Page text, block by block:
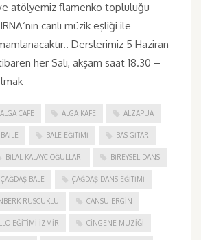
atölyemiz flamenko topluluğu
canlı müzik eşliği ile
Derslerimiz 5 Haziran
her Salı, akşam saat 18.30 –
ALGA CAFE ALGA KAFE ALZAPUA
BAILE BALE EĞITIMI BAS GITAR
BILAL KALAYCIOĞULLARI BIREYSEL DANS
ÇAĞDAŞ BALE ÇAĞDAŞ DANS EĞITIMI
RUSCUKLU CANSU ERGIN
EĞITIMI İZMIR ÇINGENE MÜZIĞI